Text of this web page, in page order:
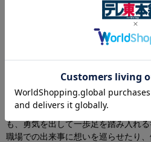
※内容・名称等予定となり、変更の
「ワカコ酒 Season9」スペシャルグ
※内容・名称等予定となり、変更の
今日もしあわせひとり酒-
村崎ワカコは酒と料理が何より大好
も、勇気を出して一歩足を踏み入れ
職場での出来事に想いを巡らせたり